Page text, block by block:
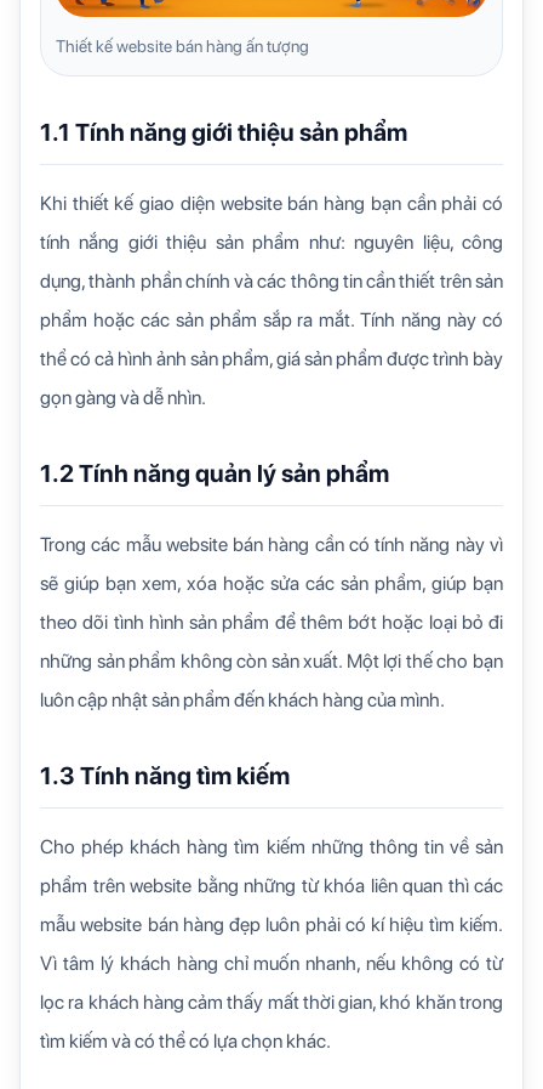
Thiết kế website bán hàng ấn tượng
1.1 Tính năng giới thiệu sản phẩm
Khi thiết kế giao diện website bán hàng bạn cần phải có
tính nắng giới thiệu sản phẩm như: nguyên liệu, công
dụng, thành phần chính và các thông tin cần thiết trên sản
phẩm hoặc các sản phẩm sắp ra mắt. Tính năng này có
thể có cả hình ảnh sản phẩm, giá sản phẩm được trình bày
gọn gàng và dễ nhìn.
1.2 Tính năng quản lý sản phẩm
Trong các mẫu website bán hàng cần có tính năng này vì
sẽ giúp bạn xem, xóa hoặc sửa các sản phẩm, giúp bạn
theo dõi tình hình sản phẩm để thêm bớt hoặc loại bỏ đi
những sản phẩm không còn sản xuất. Một lợi thế cho bạn
luôn cập nhật sản phẩm đến khách hàng của mình.
1.3 Tính năng tìm kiếm
Cho phép khách hàng tìm kiếm những thông tin về sản
phẩm trên website bằng những từ khóa liên quan thì các
mẫu website bán hàng đẹp luôn phải có kí hiệu tìm kiếm.
Vì tâm lý khách hàng chỉ muốn nhanh, nếu không có từ
lọc ra khách hàng cảm thấy mất thời gian, khó khăn trong
tìm kiếm và có thể có lựa chọn khác.